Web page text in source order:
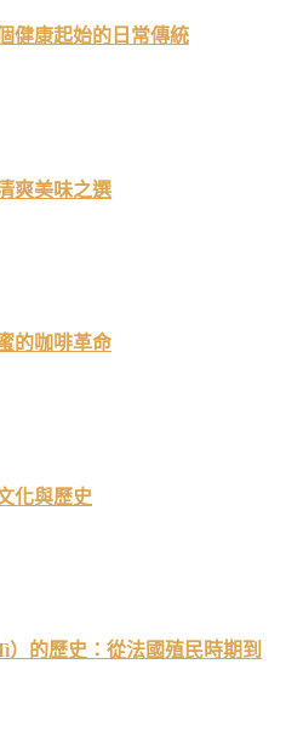
健康起始的日常傳統
爽美味之選
的咖啡革命
化與歷史
的歷史：從法國殖民時期到